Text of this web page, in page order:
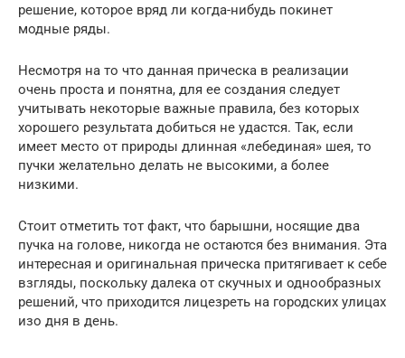
решение, которое вряд ли когда-нибудь покинет
модные ряды.
Несмотря на то что данная прическа в реализации
очень проста и понятна, для ее создания следует
учитывать некоторые важные правила, без которых
хорошего результата добиться не удастся. Так, если
имеет место от природы длинная «лебединая» шея, то
пучки желательно делать не высокими, а более
низкими.
Стоит отметить тот факт, что барышни, носящие два
пучка на голове, никогда не остаются без внимания. Эта
интересная и оригинальная прическа притягивает к себе
взгляды, поскольку далека от скучных и однообразных
решений, что приходится лицезреть на городских улицах
изо дня в день.